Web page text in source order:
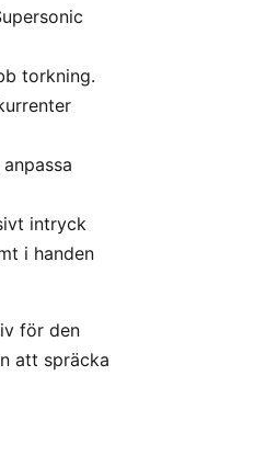
torkning.
intryck
i handen
för den
att spräcka